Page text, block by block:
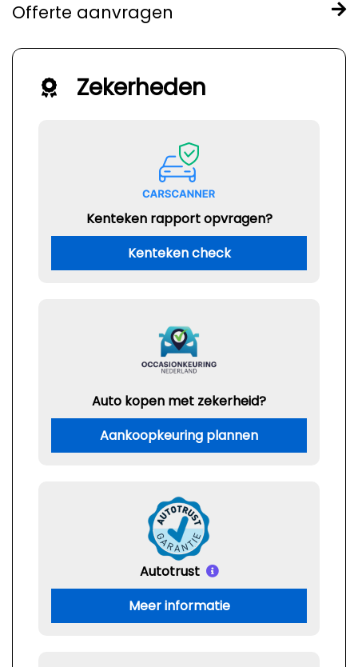
Offerte aanvragen
Zekerheden
Kenteken rapport opvragen?
Kenteken check
Auto kopen met zekerheid?
Aankoopkeuring plannen
Autotrust
Meer informatie